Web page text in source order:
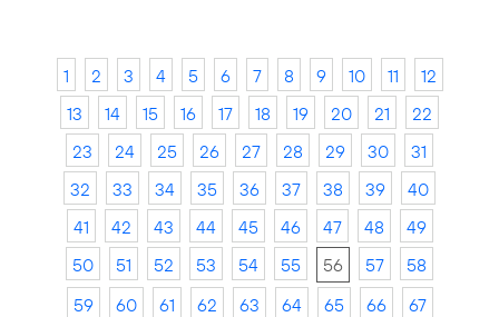
1 2 3 4 5 6 7 8 9 10 11
12
13
14 15 16 17 18 19 20 21
22
23
24 25 26 27 28 29 30
31
32
33 34 35 36 37 38 39
40
41
42 43 44 45 46 47 48
49
50
51 52 53 54 55 56 57
58
59
60 61 62 63 64 65 66
67